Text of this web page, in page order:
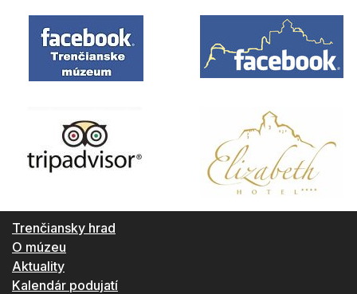
Trenčiansky hrad
O múzeu
Aktuality
Kalendár podujatí